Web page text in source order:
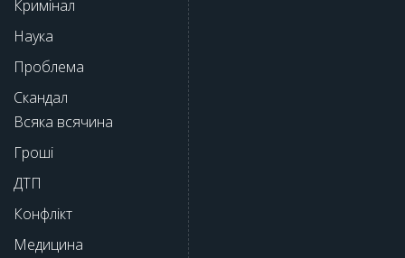
Кримінал
Наука
Проблема
Скандал
Всяка всячина
Гроші
ДТП
Конфлікт
Медицина